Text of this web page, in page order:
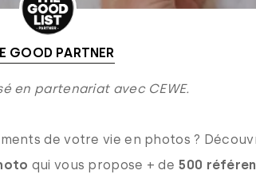
GOOD PARTNER
en partenariat avec CEWE.
de votre vie en photos ?
qui vous propose + de 500